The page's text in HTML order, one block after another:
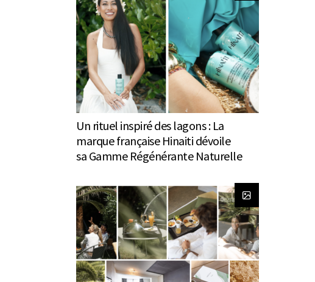
Un rituel inspiré des lagons : La
marque française Hinaiti dévoile
sa Gamme Régénérante Naturelle